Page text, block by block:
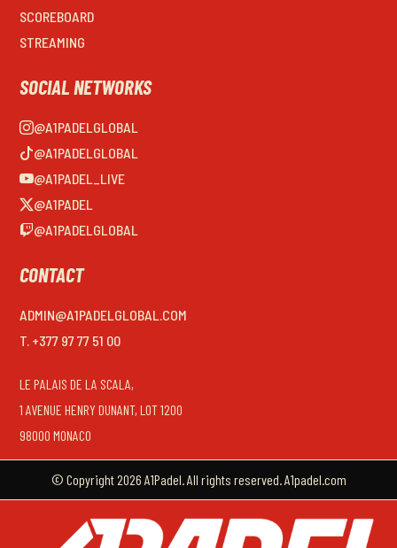
SCOREBOARD
STREAMING
SOCIAL NETWORKS
@A1PADELGLOBAL
@A1PADELGLOBAL
@A1PADEL_LIVE
@A1PADEL
@A1PADELGLOBAL
CONTACT
ADMIN@A1PADELGLOBAL.COM
T. +377 97 77 51 00
LE PALAIS DE LA SCALA,
1 AVENUE HENRY DUNANT, LOT 1200
98000 MONACO
© Copyright 2026 A1Padel. All rights reserved. A1padel.com